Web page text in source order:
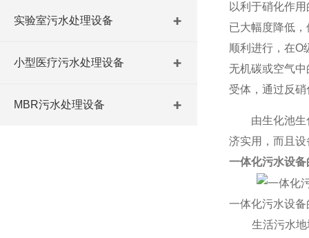
实验室污水处理设备
小型医疗污水处理设备
MBR污水处理设备
以利于硝化作
已大幅度降低
顺利进行，在O
无机碳或空气
受体，通过反
由生化池生化
济实用，而且
一体化污水设
一体化污水设备
生活污水